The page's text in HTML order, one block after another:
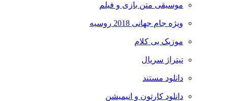
موسیقی متن بازی و فیلم
ویژه جام جهانی 2018 روسیه
موزیک بی کلام
تیتراژ سریال
دانلود مستند
دانلود کارتون و انیمیشن